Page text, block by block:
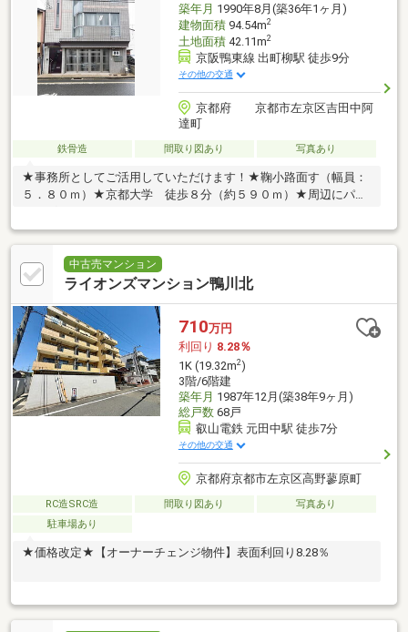
築年月 1990年8月(築36年1ヶ月)
建物面積94.54m2
土地面積42.11m2
京阪鴨東線 出町柳駅 徒歩9分
その他の交通
京都府 京都市左京区吉田中阿
達町
鉄骨造 間取り図あり 写真あり
★事務所としてご活用していただけます！★鞠小路面す（幅員：
５．８０ｍ）★京都大学 徒歩８分（約５９０ｍ）★周辺にパー
中古売マンション
ライオンズマンション鴨川北
710万円
利回り 8.28％
1K (19.32m2)
3階/6階建
築年月 1987年12月(築38年9ヶ月)
総戸数68戸
叡山電鉄 元田中駅 徒歩7分
その他の交通
京都府京都市左京区高野蓼原町
RC造SRC造 間取り図あり
写真あり
駐車場あり
★価格改定★【オーナーチェンジ物件】表面利回り8.28％